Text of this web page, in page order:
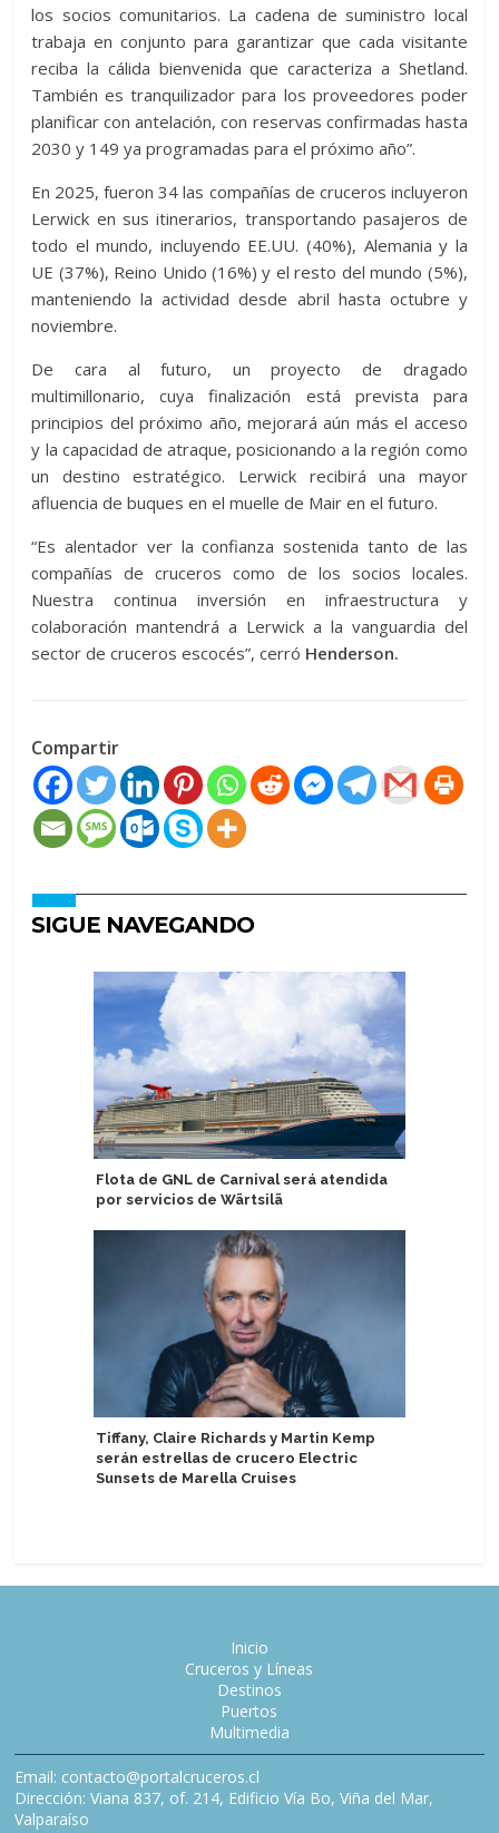
los socios comunitarios. La cadena de suministro local
trabaja en conjunto para garantizar que cada visitante
reciba la cálida bienvenida que caracteriza a Shetland.
También es tranquilizador para los proveedores poder
planificar con antelación, con reservas confirmadas hasta
2030 y 149 ya programadas para el próximo año”.
En 2025, fueron 34 las compañías de cruceros incluyeron
Lerwick en sus itinerarios, transportando pasajeros de
todo el mundo, incluyendo EE.UU. (40%), Alemania y la
UE (37%), Reino Unido (16%) y el resto del mundo (5%),
manteniendo la actividad desde abril hasta octubre y
noviembre.
De cara al futuro, un proyecto de dragado
multimillonario, cuya finalización está prevista para
principios del próximo año, mejorará aún más el acceso
y la capacidad de atraque, posicionando a la región como
un destino estratégico. Lerwick recibirá una mayor
afluencia de buques en el muelle de Mair en el futuro.
“Es alentador ver la confianza sostenida tanto de las
compañías de cruceros como de los socios locales.
Nuestra continua inversión en infraestructura y
colaboración mantendrá a Lerwick a la vanguardia del
sector de cruceros escocés”, cerró Henderson.
Compartir
SIGUE NAVEGANDO
Flota de GNL de Carnival será atendida
por servicios de Wärtsilä
Tiffany, Claire Richards y Martin Kemp
serán estrellas de crucero Electric
Sunsets de Marella Cruises
Inicio
Cruceros y Líneas
Destinos
Puertos
Multimedia
Email: contacto@portalcruceros.cl
Dirección: Viana 837, of. 214, Edificio Vía Bo, Viña del Mar,
Valparaíso